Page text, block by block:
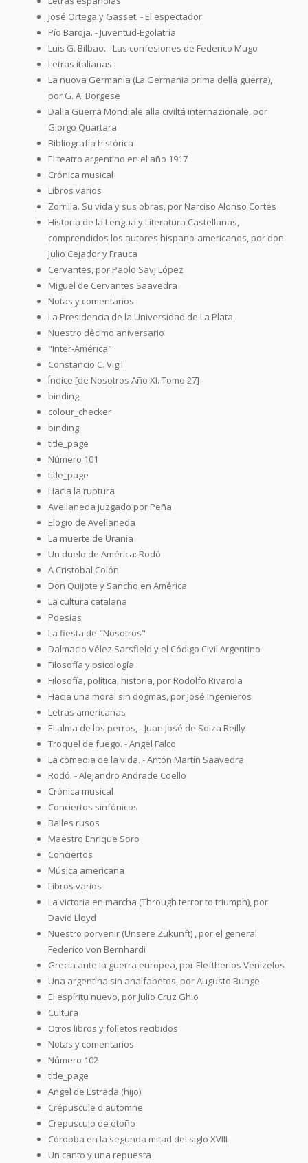
José Ortega y Gasset. - El espectador
Pío Baroja. - Juventud-Egolatría
Luis G. Bilbao. - Las confesiones de Federico Mugo
Letras italianas
La nuova Germania (La Germania prima della guerra),
por G. A. Borgese
Dalla Guerra Mondiale alla civiltá internazionale, por
Giorgo Quartara
Bibliografía histórica
El teatro argentino en el año 1917
Crónica musical
Libros varios
Zorrilla. Su vida y sus obras, por Narciso Alonso Cortés
Historia de la Lengua y Literatura Castellanas,
comprendidos los autores hispano-americanos, por don
Julio Cejador y Frauca
Cervantes, por Paolo Savj López
Miguel de Cervantes Saavedra
Notas y comentarios
La Presidencia de la Universidad de La Plata
Nuestro décimo aniversario
"Inter-América"
Constancio C. Vigil
Índice [de Nosotros Año XI. Tomo 27]
binding
colour_checker
binding
title_page
Número 101
title_page
Hacia la ruptura
Avellaneda juzgado por Peña
Elogio de Avellaneda
La muerte de Urania
Un duelo de América: Rodó
A Cristobal Colón
Don Quijote y Sancho en América
La cultura catalana
Poesías
La fiesta de "Nosotros"
Dalmacio Vélez Sarsfield y el Código Civil Argentino
Filosofía y psicología
Filosofía, política, historia, por Rodolfo Rivarola
Hacia una moral sin dogmas, por José Ingenieros
Letras americanas
El alma de los perros, - Juan José de Soiza Reilly
Troquel de fuego. - Angel Falco
La comedia de la vida. - Antón Martín Saavedra
Rodó. - Alejandro Andrade Coello
Crónica musical
Conciertos sinfónicos
Bailes rusos
Maestro Enrique Soro
Conciertos
Música americana
Libros varios
La victoria en marcha (Through terror to triumph), por
David Lloyd
Nuestro porvenir (Unsere Zukunft) , por el general
Federico von Bernhardi
Grecia ante la guerra europea, por Eleftherios Venizelos
Una argentina sin analfabetos, por Augusto Bunge
El espíritu nuevo, por Julio Cruz Ghio
Cultura
Otros libros y folletos recibidos
Notas y comentarios
Número 102
title_page
Angel de Estrada (hijo)
Crépuscule d'automne
Crepusculo de otoño
Córdoba en la segunda mitad del siglo XVIII
Un canto y una repuesta